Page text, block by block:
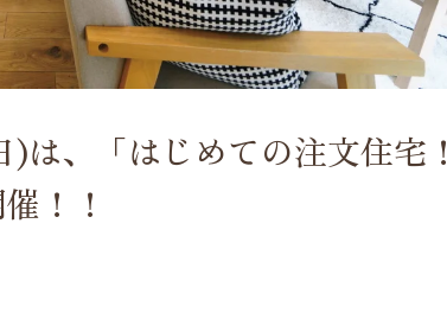
、「はじめての注文住宅！
！！